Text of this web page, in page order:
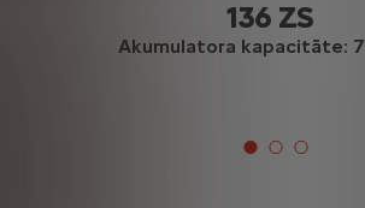
iekļautais 3. režīma uzlādes
136 ZS
Akumulatora kapacitāte: